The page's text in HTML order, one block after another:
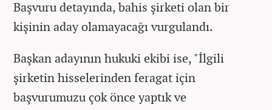
Başvuru detayında, bahis şirketi olan bir
kişinin aday olamayacağı vurgulandı.
Başkan adayının hukuki ekibi ise, "İlgili
şirketin hisselerinden feragat için
başvurumuzu çok önce yaptık ve